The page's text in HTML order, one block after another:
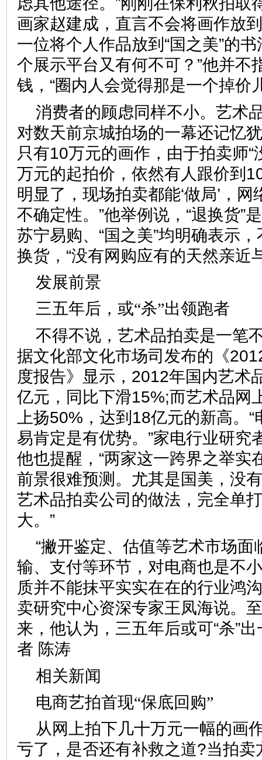
画家赵建成，直言不会将画作放
一位将个人作品放到“国之美”的
个展示平台又有何不可？”他并不
钱，“圈内人会觉得那是一个
消费者的顾虑同样不小。艺术
对数天前京城拍场的一幕还记忆
只有10万元的画作，由于拍卖师“
万元的起拍价，依然有人跟价到
明显了，现场拍卖都能‘做局’，
不确定性。”他举例说，“退换货”
苏宁易购、“国之美”均明确表示
换货，“没有网购应有的天然
发展前景
三五年后，或“杀”出领跑者
不得不说，艺术品拍卖是一笔
据文化部文化市场司发布的《
度报告》显示，2012年国内艺术
亿元，同比下滑15%;而艺术品网
上扬50%，达到18亿元的新高。
易肯定是有优势。”家电行业研究
他也提醒，“两家这一跨界之举实
前景很难预测。尤其是国美，没
艺术品拍卖公司的做法，完全单
大。”
“撇开鉴定、估值等艺术市场
输、支付等环节，对电商也是不
质并不能抹平实实在在的行业鸿
卖研究中心资深专家王凤海说。
来，他认为，三五年后或可“杀”
者 陈涛
相关新闻
电商艺拍首现“保底回购”
从网上拍下几十万元一幅的画
亏了，是否还有补救之道?当拍卖